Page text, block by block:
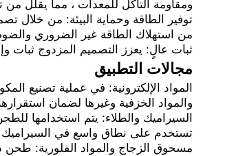
ومقاومة التآكل للمعدات ، مما يقلل
توفير الطاقة وحماية البيئة: من خلال
من استهلاك الطاقة غير الضروري
ثبات عالٍ: يعزز التصميم المزدوج ثبات
مجالات التطبيق
المواد الإلكترونية: في عملية تصنيع
والمواد الخزفية وغيرها لضمان
السيراميك والطلاء: يتم استخدامها
تستخدم على نطاق واسع في السيراميك
مسحوق الزجاج والمواد الفلورية: طحن